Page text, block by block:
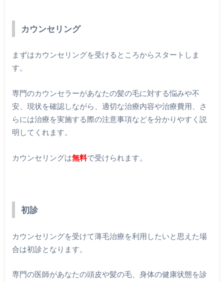
カウンセリング
まずはカウンセリングを受けるところからスタートしま
す。
専門のカウンセラーがあなたの髪の毛に対する悩みや不
安、現状を確認しながら、適切な治療内容や治療費用、さ
らには治療を実施する際の注意事項などを分かりやすく説
明してくれます。
カウンセリングは無料で受けられます。
初診
カウンセリングを受けて薄毛治療を利用したいと思えた場
合は初診となります。
専門の医師があなたの頭皮や髪の毛、身体の健康状態を診